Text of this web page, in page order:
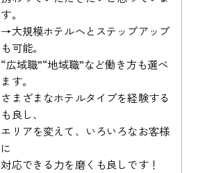
す。
→大規模ホテルへとステップアップ
も可能。
“広域職”“地域職”など働き方も選べ
ます。
さまざまなホテルタイプを経験する
も良し、
エリアを変えて、いろいろなお客様
に
対応できる力を磨くも良しです！